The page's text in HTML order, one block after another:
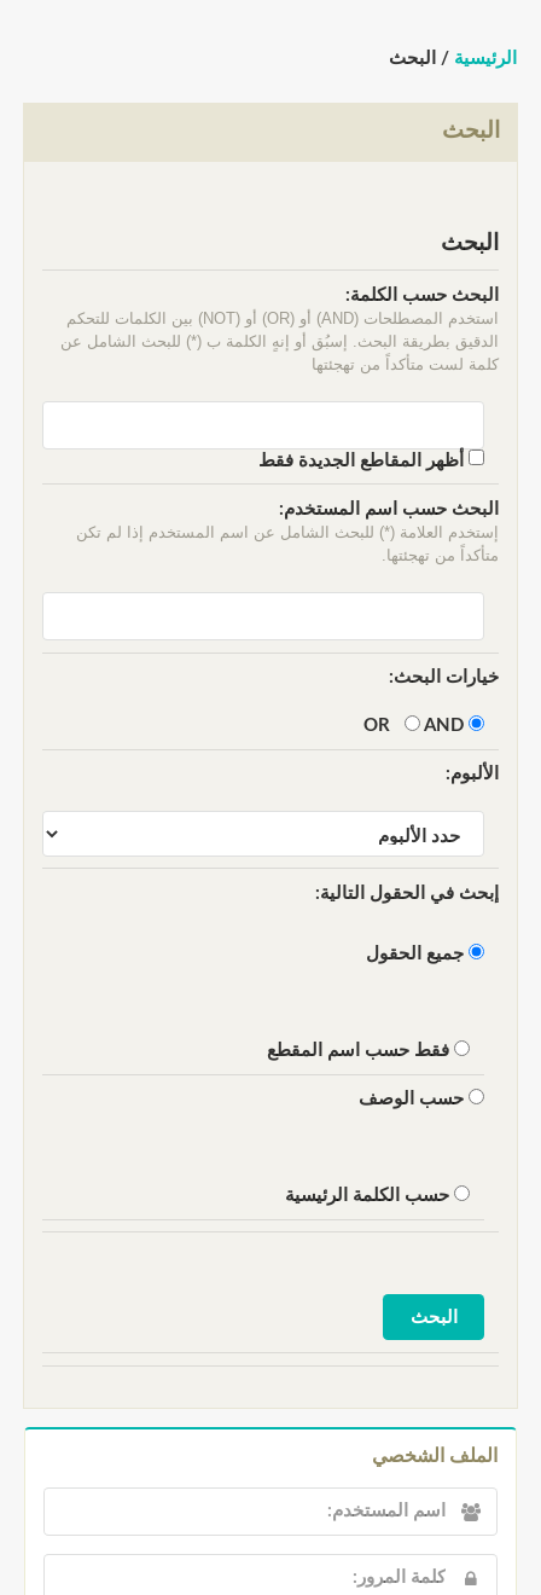
الرئيسية / البحث
البحث
البحث
البحث حسب الكلمة:
استخدم المصطلحات (AND) أو (OR) أو (NOT) بين الكلمات للتحكم
الدقيق بطريقة البحث. إسبُق أو إنهٍ الكلمة ب (*) للبحث الشامل عن
كلمة لست متأكداً من تهجئتها
أظهر المقاطع الجديدة فقط
البحث حسب اسم المستخدم:
إستخدم العلامة (*) للبحث الشامل عن اسم المستخدم إذا لم تكن
متأكداً من تهجئتها.
خيارات البحث:
AND
الألبوم:
إبحث في الحقول التالية:
جميع الحقول
فقط حسب اسم المقطع
حسب الوصف
حسب الكلمة الرئيسية
الملف الشخصي